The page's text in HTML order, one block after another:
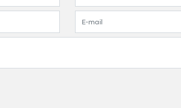
treinados.
prioritário à pessoas com deficiência,